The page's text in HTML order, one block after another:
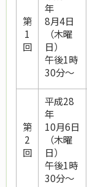
第
1
回
年
8月4日
（木曜
日）
午後1時
30分～
第
2
回
平成28
年
10月6日
（木曜
日）
午後1時
30分～